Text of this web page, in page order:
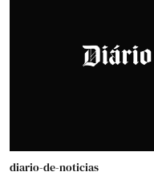
diario-de-noticias